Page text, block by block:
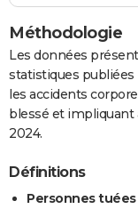
Méthodologie
Les données
statistiques
les accidents
blessé et impliquant
2024.
Définitions
Personnes tuées